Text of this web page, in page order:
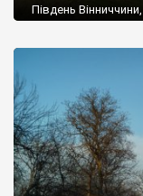
Південь
старовинний
збереглися,
мовою. За всіма
український.
роках Болган […]